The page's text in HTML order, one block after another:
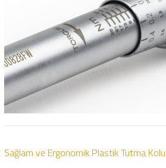
Sağlam ve Ergonomik Plastik Tutma Kolu